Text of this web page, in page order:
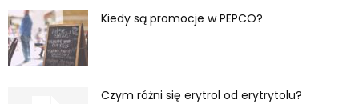
Kiedy są promocje w PEPCO?
Czym różni się erytrol od erytrytolu?